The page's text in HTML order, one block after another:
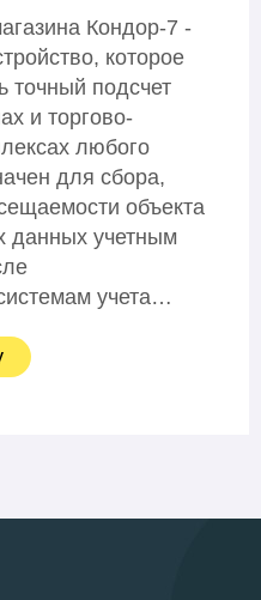
Кондор-7 -
которое
точный подсчет
и торгово-
любого
для сбора,
объекта
данных учетным
учета…